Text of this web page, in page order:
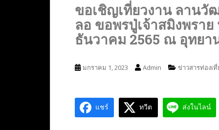
ขอเชิญเที่ยวงาน ลานวั
ลอ ขอพรปู่เจ้าสมิงพรา
ธันวาคม 2565 ณ อุทยา
มกราคม 1, 2023 Admin ข่าวสารท่องเ
แชร์ ทวีต ส่งในไลน์